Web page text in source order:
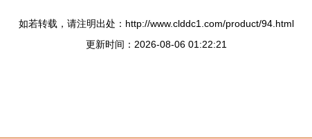
如若转载，请注明出处：http://www.clddc1.com/product/94.html
更新时间：2026-08-06 01:22:21